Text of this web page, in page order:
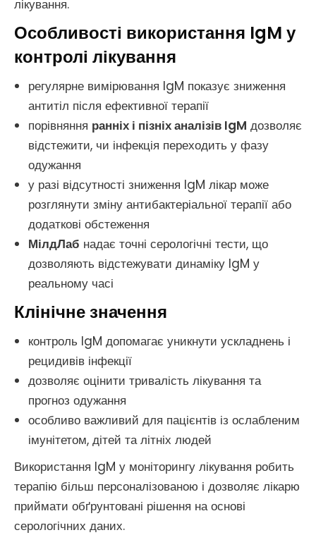
лікування.
Особливості використання IgM у
контролі лікування
регулярне вимірювання IgM показує зниження
антитіл після ефективної терапії
порівняння ранніх і пізніх аналізів IgM дозволяє
відстежити, чи інфекція переходить у фазу
одужання
у разі відсутності зниження IgM лікар може
розглянути зміну антибактеріальної терапії або
додаткові обстеження
МілдЛаб надає точні серологічні тести, що
дозволяють відстежувати динаміку IgM у
реальному часі
Клінічне значення
контроль IgM допомагає уникнути ускладнень і
рецидивів інфекції
дозволяє оцінити тривалість лікування та
прогноз одужання
особливо важливий для пацієнтів із ослабленим
імунітетом, дітей та літніх людей
Використання IgM у моніторингу лікування робить
терапію більш персоналізованою і дозволяє лікарю
приймати обґрунтовані рішення на основі
серологічних даних.